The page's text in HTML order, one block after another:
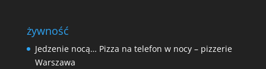
żywność
Jedzenie nocą… Pizza na telefon w nocy – pizzerie
Warszawa